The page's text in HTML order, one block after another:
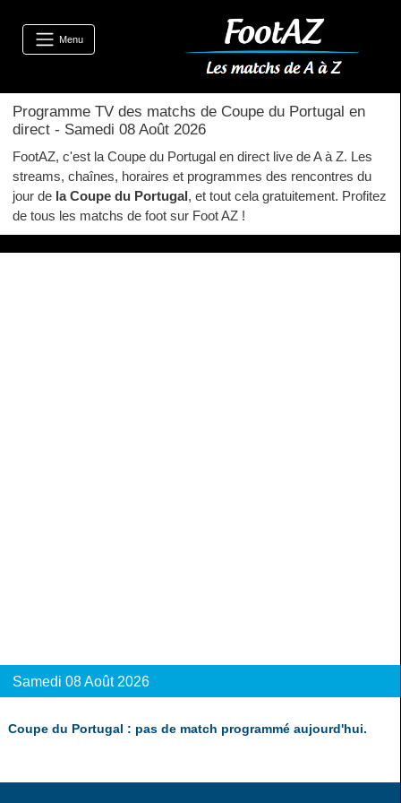
Programme TV des matchs de Coupe du Portugal en
direct - Samedi 08 Août 2026
FootAZ, c'est la Coupe du Portugal en direct live de A à Z. Les
streams, chaînes, horaires et programmes des rencontres du
jour de la Coupe du Portugal, et tout cela gratuitement. Profitez
de tous les matchs de foot sur Foot AZ !
Samedi 08 Août 2026
Coupe du Portugal : pas de match programmé aujourd'hui.
Menu